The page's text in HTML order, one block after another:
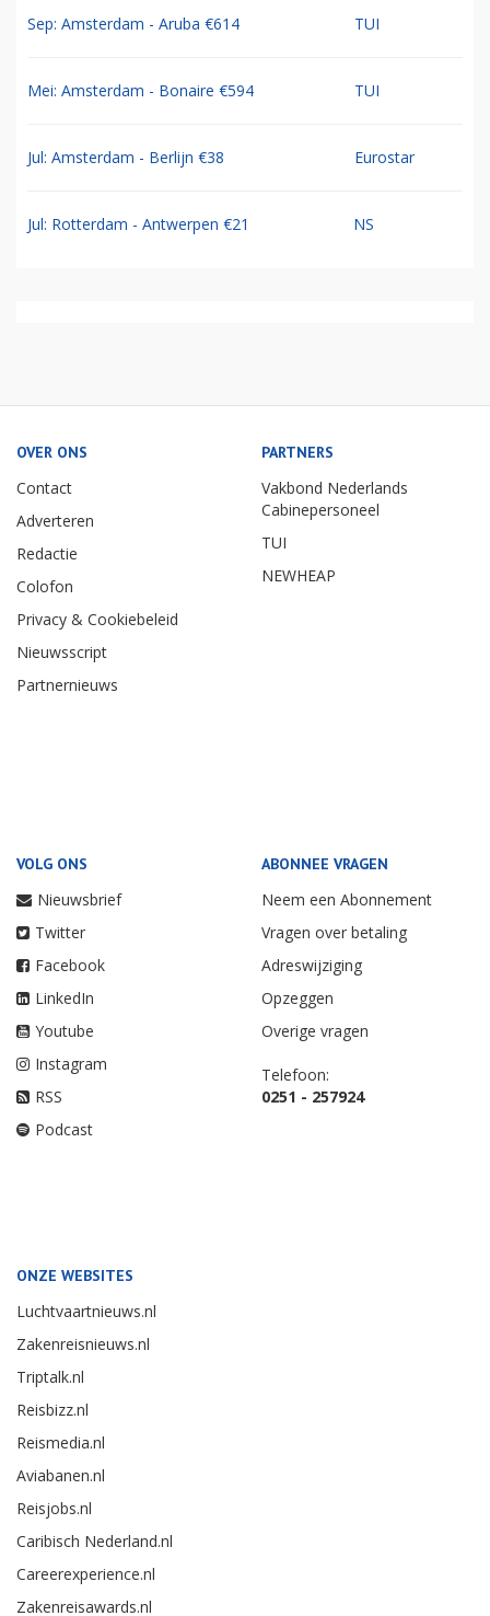
Sep: Amsterdam - Aruba €614 TUI
Mei: Amsterdam - Bonaire €594 TUI
Jul: Amsterdam - Berlijn €38 Eurostar
Jul: Rotterdam - Antwerpen €21 NS
OVER ONS
Contact
Adverteren
Redactie
Colofon
Privacy & Cookiebeleid
Nieuwsscript
Partnernieuws
PARTNERS
Vakbond Nederlands
Cabinepersoneel
TUI
NEWHEAP
VOLG ONS
Nieuwsbrief
Twitter
Facebook
LinkedIn
Youtube
Instagram
RSS
Podcast
ABONNEE VRAGEN
Neem een Abonnement
Vragen over betaling
Adreswijziging
Opzeggen
Overige vragen
Telefoon:
0251 - 257924
ONZE WEBSITES
Luchtvaartnieuws.nl
Zakenreisnieuws.nl
Triptalk.nl
Reisbizz.nl
Reismedia.nl
Aviabanen.nl
Reisjobs.nl
Caribisch Nederland.nl
Careerexperience.nl
Zakenreisawards.nl